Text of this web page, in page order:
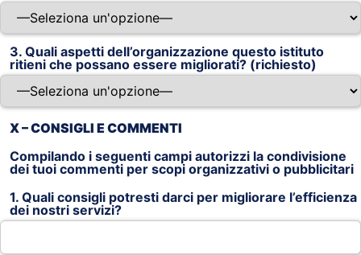
3. Quali aspetti dell’organizzazione questo istituto
ritieni che possano essere migliorati? (richiesto)
X – CONSIGLI E COMMENTI
Compilando i seguenti campi autorizzi la condivisione
dei tuoi commenti per scopi organizzativi o pubblicitari
1. Quali consigli potresti darci per migliorare l’efficienza
dei nostri servizi?